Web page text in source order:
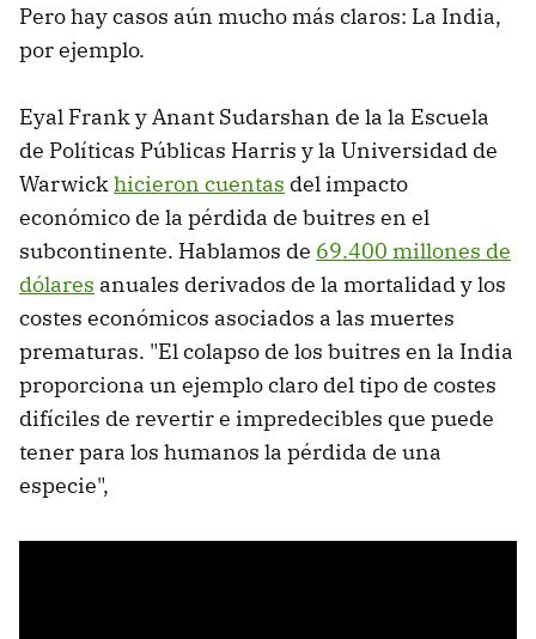
Pero hay casos aún mucho más claros: La India,
por ejemplo.
Eyal Frank y Anant Sudarshan de la la Escuela
de Políticas Públicas Harris y la Universidad de
Warwickhicieron cuentas del impacto
económico de la pérdida de buitres en el
subcontinente. Hablamos de 69.400 millones de
dólares anuales derivados de la mortalidad y los
costes económicos asociados a las muertes
prematuras. "El colapso de los buitres en la India
proporciona un ejemplo claro del tipo de costes
difíciles de revertir e impredecibles que puede
tener para los humanos la pérdida de una
especie",